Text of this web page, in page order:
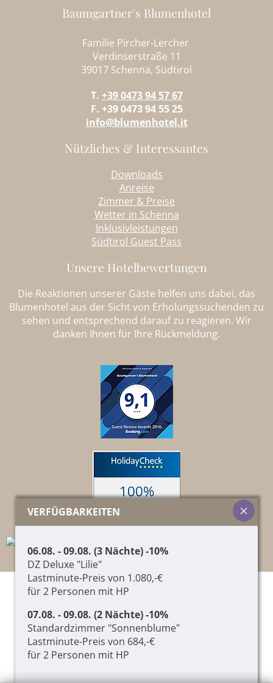
VERFÜGBARKEITEN
06.08. - 09.08. (3 Nächte) -10%
DZ Deluxe "Lilie"
Lastminute-Preis von 1.080,-€
für 2 Personen mit HP
07.08. - 09.08. (2 Nächte) -10%
Standardzimmer "Sonnenblume"
Lastminute-Preis von 684,-€
für 2 Personen mit HP
Baumgartner's Blumenhotel
Familie Pircher-Lercher
Verdinserstraße 11
39017 Schenna, Südtirol
T. +39 0473 94 57 67
F. +39 0473 94 55 25
info@blumenhotel.it
Nützliches & Interessantes
Downloads
Anreise
Zimmer & Preise
Wetter in Schenna
Inklusivleistungen
Südtirol Guest Pass
Unsere Hotelbewertungen
Die Reaktionen unserer Gäste helfen uns dabei, das
Blumenhotel aus der Sicht von Erholungssuchenden zu
sehen und entsprechend darauf zu reagieren. Wir
danken Ihnen für Ihre Rückmeldung.
© 2026 Pircher Helene & Co. KG,
IMPRESSUM PRIVACY & COOKIES
produced by